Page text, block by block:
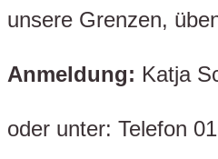
unsere Grenzen,
Anmeldung: Katja
oder unter: Telefon